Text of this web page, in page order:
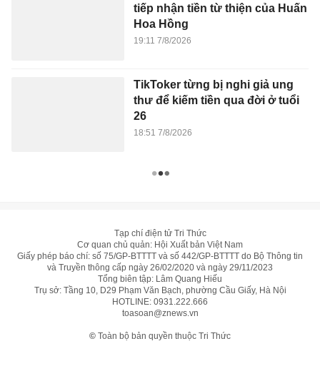
tiếp nhận tiền từ thiện của Huấn
Hoa Hồng
19:11 7/8/2026
TikToker từng bị nghi giả ung
thư để kiếm tiền qua đời ở tuổi
26
18:51 7/8/2026
Tạp chí điện tử Tri Thức
Cơ quan chủ quản: Hội Xuất bản Việt Nam
Giấy phép báo chí: số 75/GP-BTTTT và số 442/GP-BTTTT do Bộ Thông tin
và Truyền thông cấp ngày 26/02/2020 và ngày 29/11/2023
Tổng biên tập: Lâm Quang Hiếu
Trụ sở: Tầng 10, D29 Phạm Văn Bạch, phường Cầu Giấy, Hà Nội
HOTLINE: 0931.222.666
toasoan@znews.vn
© Toàn bộ bản quyền thuộc Tri Thức